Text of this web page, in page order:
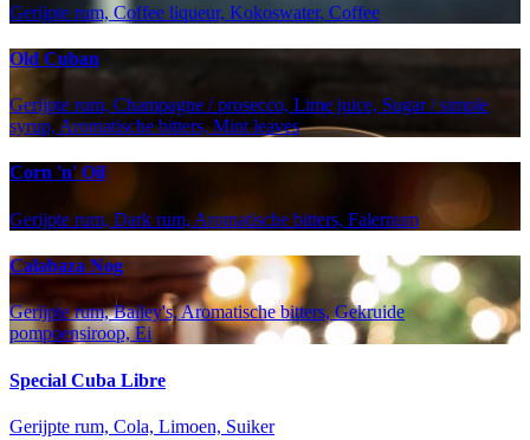
Gerijpte rum, Coffee liqueur, Kokoswater, Coffee
Old Cuban
Gerijpte rum, Champagne / prosecco, Lime juice, Sugar / simple
syrup, Aromatische bitters, Mint leaves
Corn 'n' Oil
Gerijpte rum, Dark rum, Aromatische bitters, Falernum
Calabaza Nog
Gerijpte rum, Bailey's, Aromatische bitters, Gekruide
pompoensiroop, Ei
Special Cuba Libre
Gerijpte rum, Cola, Limoen, Suiker